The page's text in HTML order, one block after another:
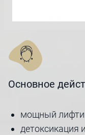
Основное
мощный
детоксикация